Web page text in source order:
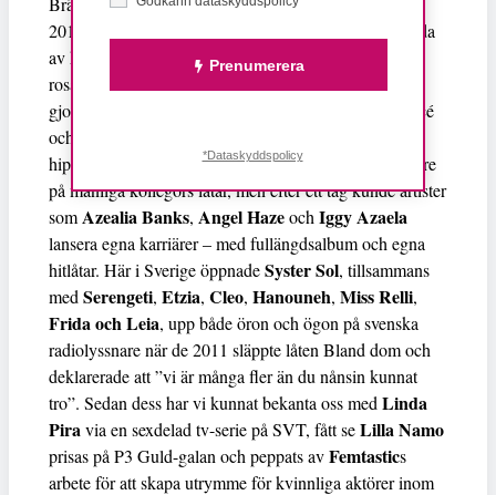
2010 med en rad hitlåtar var det längesedan låtar gjorda
av kvinnliga rappare senast hade toppat listorna. Med
rosa hår, popuppblandade melodier och ett tajt flow
gjorde Nicki Minaj och albumet
supersuccé
och öppnade upp för en ny våg av kvinnliga
hiphopartister. Till en början dök de upp som inhoppare
på manliga kollegors låtar, men efter ett tag kunde artister
somAzealia Banks, Angel Hazeoch Iggy Azaela
lansera egna karriärer – med fullängdsalbum och egna
hitlåtar. Här i Sverige öppnadeSyster Sol, tillsammans
med Serengeti, Etzia, Cleo, Hanouneh, Miss Relli,
Frida och Leia, upp både öron och ögon på svenska
radiolyssnare när de 2011 släppte låten Bland dom och
deklarerade att ”vi är många fler än du nånsin kunnat
tro”. Sedan dess har vi kunnat bekanta oss med Linda
Piravia en sexdelad tv-serie på SVT, fått seLilla Namo
prisas på P3 Guld-galan och peppats avFemtastics
arbete för att skapa utrymme för kvinnliga aktörer inom
Prenumerera
*Dataskyddspolicy